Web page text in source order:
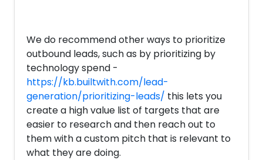
We do recommend other ways to prioritize
outbound leads, such as by prioritizing by
technology spend -
https://kb.builtwith.com/lead-
generation/prioritizing-leads/ this lets you
create a high value list of targets that are
easier to research and then reach out to
them with a custom pitch that is relevant to
what they are doing.